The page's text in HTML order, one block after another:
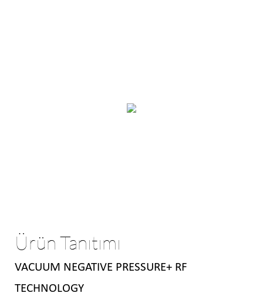
Ürün Tanıtımı
VACUUM NEGATIVE PRESSURE+ RF
TECHNOLOGY